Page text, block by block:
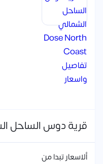
ألاسعار تبدا من